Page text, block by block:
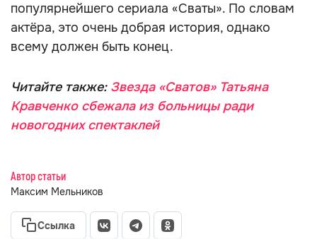
популярнейшего сериала «Сваты». По словам
актёра, это очень добрая история, однако
всему должен быть конец.
Читайте также: Звезда «Сватов» Татьяна
Кравченко сбежала из больницы ради
новогодних спектаклей
Автор статьи
Максим Мельников
Ссылка